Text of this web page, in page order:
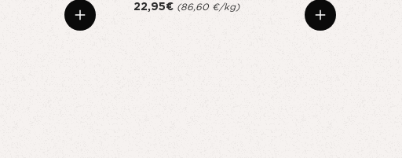
22,95€ (86,60 €/kg)